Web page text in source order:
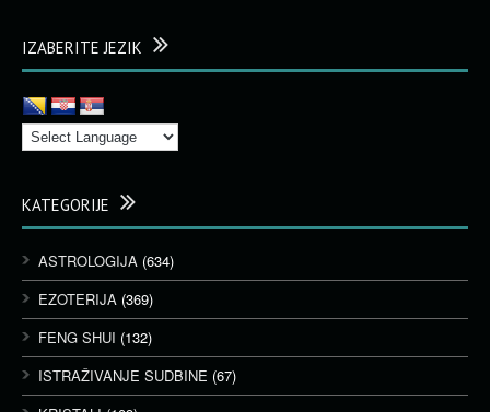
IZABERITE JEZIK
KATEGORIJE
ASTROLOGIJA (634)
EZOTERIJA (369)
FENG SHUI (132)
ISTRAŽIVANJE SUDBINE (67)